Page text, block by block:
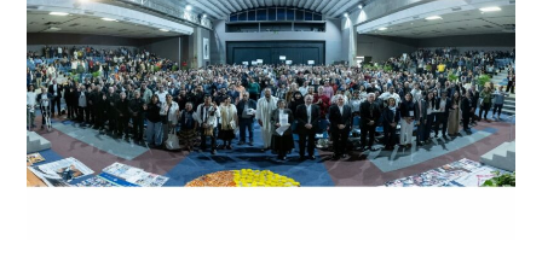
medio
de
la
oscuridad”;
concluye
el
Segundo